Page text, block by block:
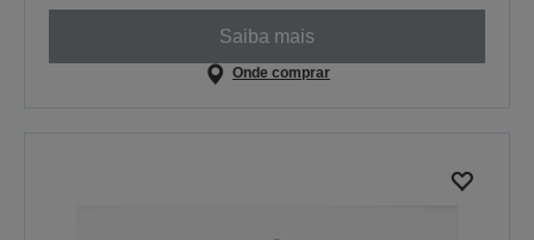
Saiba mais
Onde comprar